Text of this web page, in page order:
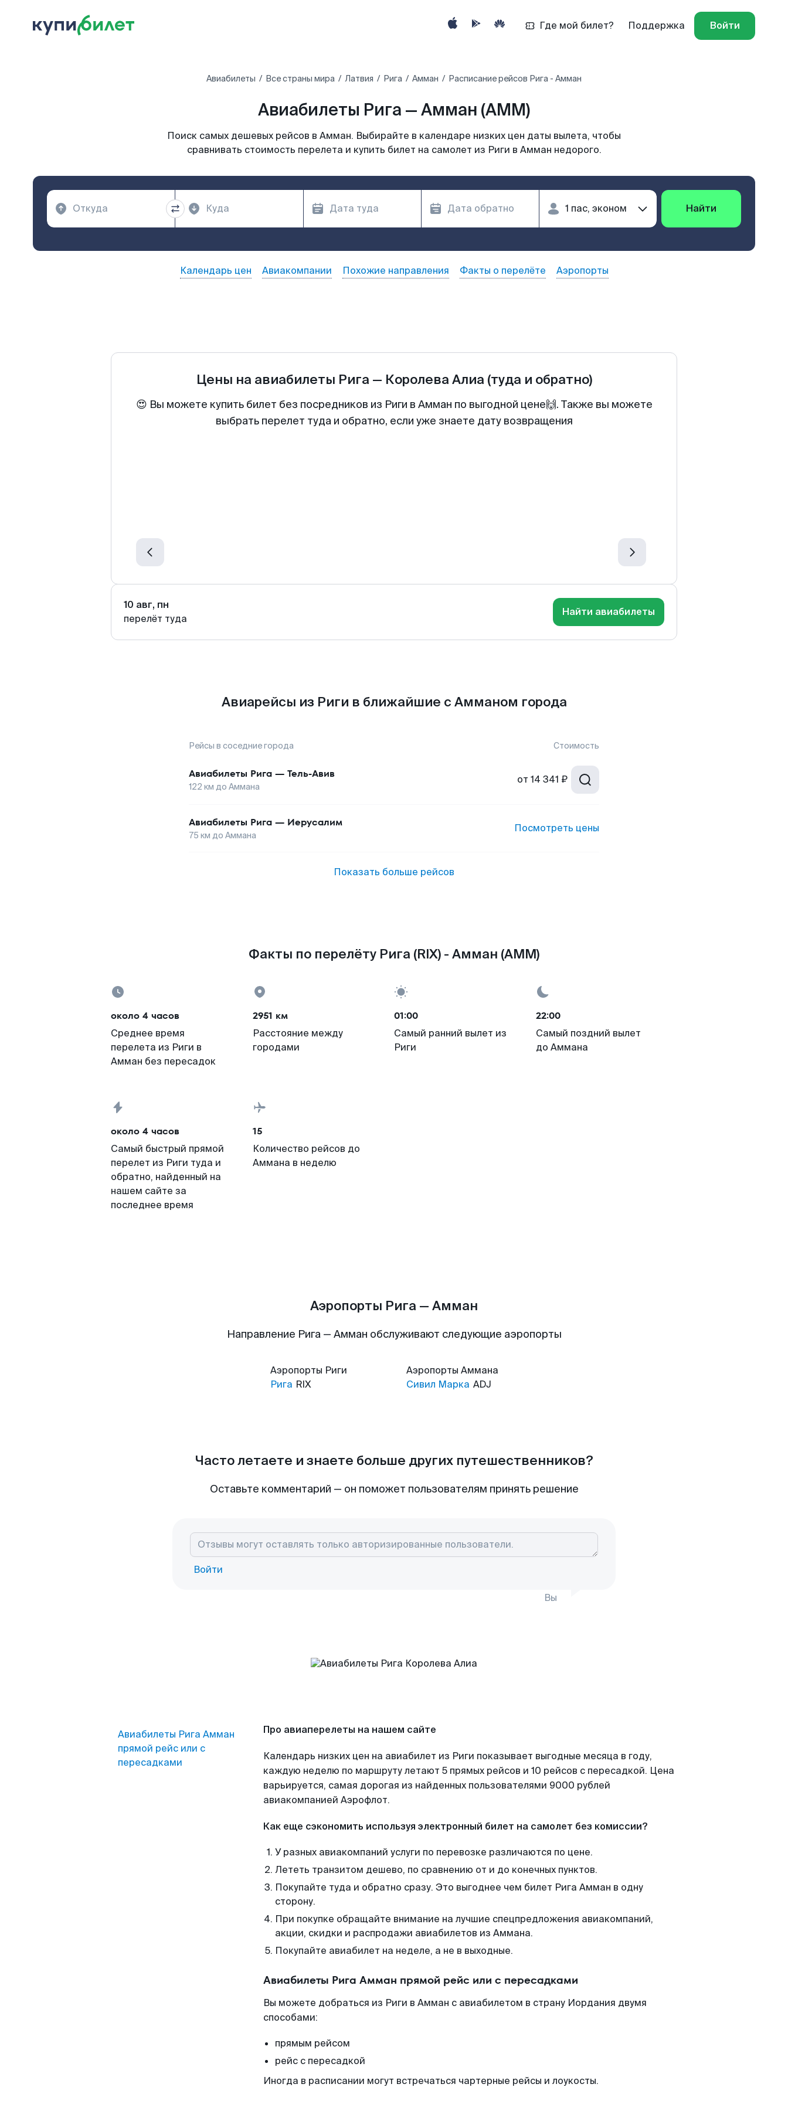
Где мой билет? Поддержка Войти
Авиабилеты Все страны мира Латвия Рига Амман Расписание рейсов Рига - Амман
Авиабилеты Рига — Амман (AMM)
Поиск самых дешевых рейсов в Амман. Выбирайте в календаре низких цен даты вылета, чтобы
сравнивать стоимость перелета и купить билет на самолет из Риги в Амман недорого.
Найти
Календарь цен Авиакомпании Похожие направления Факты о перелёте Аэропорты
Цены на авиабилеты Рига — Королева Алиа (туда и обратно)
😍 Вы можете купить билет без посредников из Риги в Амман по выгодной цене🙌. Также вы можете
выбрать перелет туда и обратно, если уже знаете дату возвращения
10 авг, пн
перелёт туда
Найти авиабилеты
Авиарейсы из Риги в ближайшие с Амманом города
Рейсы в соседние города Стоимость
Авиабилеты Рига — Тель-Авив
122 км до Аммана
от 14 341 ₽
Авиабилеты Рига — Иерусалим
75 км до Аммана
Посмотреть цены
Показать больше рейсов
Факты по перелёту Рига (RIX) - Амман (AMM)
около 4 часов
Среднее время
перелета из Риги в
Амман без пересадок
2951 км
Расстояние между
городами
01:00
Самый ранний вылет из
Риги
22:00
Самый поздний вылет
до Аммана
около 4 часов
Самый быстрый прямой
перелет из Риги туда и
обратно, найденный на
нашем сайте за
последнее время
15
Количество рейсов до
Аммана в неделю
Аэропорты Рига — Амман
Направление Рига — Амман обслуживают следующие аэропорты
Аэропорты Риги
Рига RIX
Аэропорты Аммана
Сивил Марка ADJ
Часто летаете и знаете больше других путешественников?
Оставьте комментарий — он поможет пользователям принять решение
Войти
Вы
Авиабилеты Рига Амман
прямой рейс или с
пересадками
Про авиаперелеты на нашем сайте
Календарь низких цен на авиабилет из Риги показывает выгодные месяца в году,
каждую неделю по маршруту летают 5 прямых рейсов и 10 рейсов с пересадкой. Цена
варьируется, самая дорогая из найденных пользователями 9000 рублей
авиакомпанией Аэрофлот.
Как еще сэкономить используя электронный билет на самолет без комиссии?
У разных авиакомпаний услуги по перевозке различаются по цене.
Лететь транзитом дешево, по сравнению от и до конечных пунктов.
Покупайте туда и обратно сразу. Это выгоднее чем билет Рига Амман в одну
сторону.
При покупке обращайте внимание на лучшие спецпредложения авиакомпаний,
акции, скидки и распродажи авиабилетов из Аммана.
Покупайте авиабилет на неделе, а не в выходные.
Авиабилеты Рига Амман прямой рейс или с пересадками
Вы можете добраться из Риги в Амман с авиабилетом в страну Иордания двумя
способами:
прямым рейсом
рейс с пересадкой
Иногда в расписании могут встречаться чартерные рейсы и лоукосты.